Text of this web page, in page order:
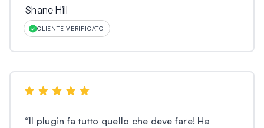
Shane Hill
CLIENTE VERIFICATO
“Il plugin fa tutto quello che deve fare! Ha